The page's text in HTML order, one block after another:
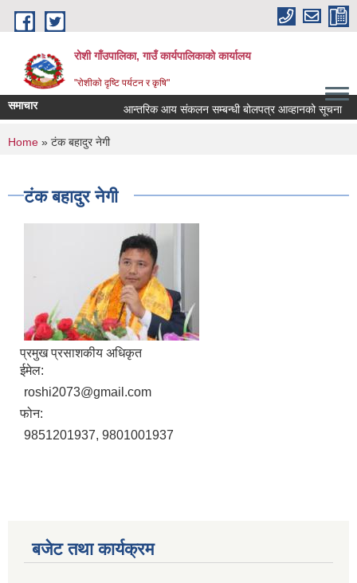
Skip to main content
रोशी गाँउपालिका, गाउँ कार्यपालिकाको कार्यालय
"रोशीको दृष्टि पर्यटन र कृषि"
समाचार आन्तरिक आय संकलन सम्बन्धी बोलपत्र आव्हानको सूचना
You are here
Home » टंक बहादुर नेगी
टंक बहादुर नेगी
प्रमुख प्रसाशकीय अधिकृत
ईमेल:
roshi2073@gmail.com
फोन:
9851201937, 9801001937
बजेट तथा कार्यक्रम